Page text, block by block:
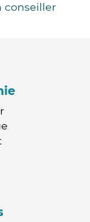
conseiller